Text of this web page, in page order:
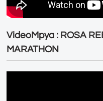
VideoMpya : ROSA
MARATHON